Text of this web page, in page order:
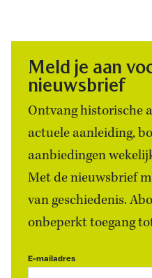
Meld je aan
nieuwsbrief
Ontvang historische
actuele aanleiding,
aanbiedingen
Met de nieuwsbrief
van geschiedenis.
onbeperkt toegang
E-mailadres